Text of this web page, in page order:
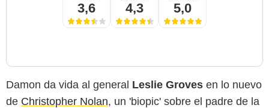
3,6 4,3 5,0
Damon da vida al general Leslie Groves en lo nuevo
de Christopher Nolan, un 'biopic' sobre el padre de la